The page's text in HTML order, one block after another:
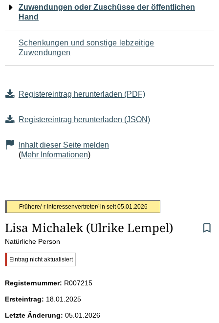
Zuwendungen oder Zuschüsse der öffentlichen
Hand
Schenkungen und sonstige lebzeitige
Zuwendungen
Registereintrag herunterladen (PDF)
Registereintrag herunterladen (JSON)
Inhalt dieser Seite melden
(Mehr Informationen)
S
e
i
t
e
n
Frühere/-r Interessenvertreter/-in seit 05.01.2026
Lisa Michalek (Ulrike Lempel)
Natürliche Person
W
i
h
i
Eintrag nicht aktualisiert
Registernummer: R007215
Ersteintrag: 18.01.2025
Letzte Änderung: 05.01.2026